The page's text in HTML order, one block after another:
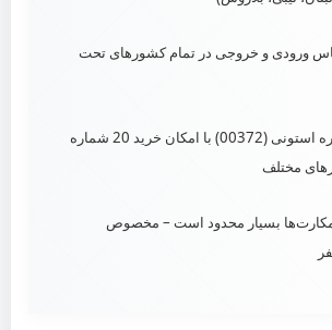
ورودی و خروجی در تمام کشورهای تحت
پیش‌شماره استونی (00372) با امکان خرید 20 شماره
مختلف
بسیار محدود است – مخصوص